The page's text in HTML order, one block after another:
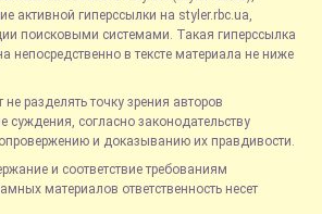
активной гиперссылки на styler.rbc.ua,
поисковыми системами. Такая гиперссылка
непосредственно в тексте материала не ниже
разделять точку зрения авторов
суждения, согласно законодательству
и доказыванию их правдивости.
и соответствие требованиям
материалов ответственность несет